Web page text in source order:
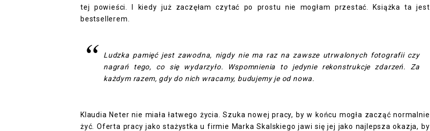
tej powieści. I kiedy już zaczęłam czytać po prostu nie mogłam przestać. Książka ta jest
bestsellerem
Ludzka pamięć jest zawodna, nigdy nie ma raz na zawsze utrwalonych fotografii czy
nagrań tego, co się wydarzyło. Wspomnienia to jedynie rekonstrukcje zdarzeń. Za
każdym razem, gdy do nich wracamy, budujemy je od nowa.
Klaudia Neter nie miała łatwego życia. Szuka nowej pracy, by w końcu mogła zacząć normalnie
żyć. Oferta pracy jako stażystka u firmie Marka Skalskiego jawi się jej jako najlepsza okazja, by